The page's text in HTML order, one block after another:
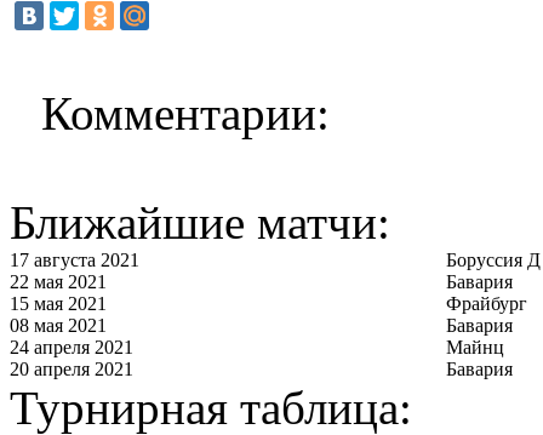
Комментарии:
Ближайшие матчи:
17 августа 2021
Боруссия Д
22 мая 2021
Бавария
15 мая 2021
Фрайбург
08 мая 2021
Бавария
24 апреля 2021
Майнц
20 апреля 2021
Бавария
Турнирная таблица: